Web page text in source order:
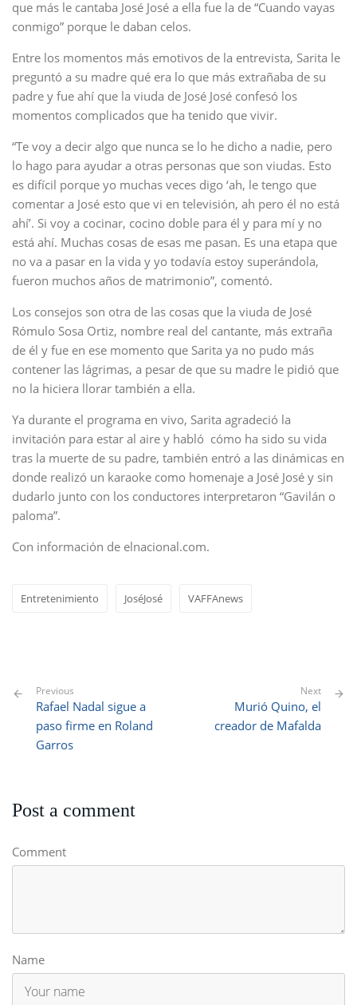
que más le cantaba José José a ella fue la de “Cuando vayas
conmigo” porque le daban celos.
Entre los momentos más emotivos de la entrevista, Sarita le
preguntó a su madre qué era lo que más extrañaba de su
padre y fue ahí que la viuda de José José confesó los
momentos complicados que ha tenido que vivir.
“Te voy a decir algo que nunca se lo he dicho a nadie, pero
lo hago para ayudar a otras personas que son viudas. Esto
es difícil porque yo muchas veces digo ‘ah, le tengo que
comentar a José esto que vi en televisión, ah pero él no está
ahí’. Si voy a cocinar, cocino doble para él y para mí y no
está ahí. Muchas cosas de esas me pasan. Es una etapa que
no va a pasar en la vida y yo todavía estoy superándola,
fueron muchos años de matrimonio”, comentó.
Los consejos son otra de las cosas que la viuda de José
Rómulo Sosa Ortiz, nombre real del cantante, más extraña
de él y fue en ese momento que Sarita ya no pudo más
contener las lágrimas, a pesar de que su madre le pidió que
no la hiciera llorar también a ella.
Ya durante el programa en vivo, Sarita agradeció la
invitación para estar al aire y habló cómo ha sido su vida
tras la muerte de su padre, también entró a las dinámicas en
donde realizó un karaoke como homenaje a José José y sin
dudarlo junto con los conductores interpretaron “Gavilán o
paloma”.
Con información de elnacional.com.
Entretenimiento JoséJosé VAFFAnews
Previous
Rafael Nadal sigue a
paso firme en Roland
Garros
Next
Murió Quino, el
creador de Mafalda
Post a comment
Comment
Name